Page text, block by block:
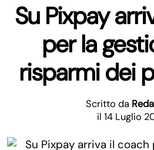
Su Pixpay
per la
risparmi dei
Scritto da
il 14 Luglio